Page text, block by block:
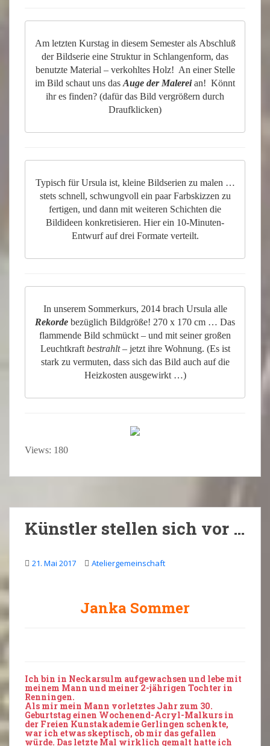
Am letzten Kurstag in diesem Semester als Abschluß
der Bildserie eine Struktur in Schlangenform, das
benutzte Material – verkohltes Holz! An einer Stelle
im Bild schaut uns das Auge der Malereian! Könnt
ihr es finden? (dafür das Bild vergrößern durch
Draufklicken)
Typisch für Ursula ist, kleine Bildserien zu malen …
stets schnell, schwungvoll ein paar Farbskizzen zu
fertigen, und dann mit weiteren Schichten die
Bildideen konkretisieren. Hier ein 10-Minuten-
Entwurf auf drei Formate verteilt.
In unserem Sommerkurs, 2014 brach Ursula alle
Rekorde bezüglich Bildgröße! 270 x 170 cm … Das
flammende Bild schmückt – und mit seiner großen
Leuchtkraft bestrahlt– jetzt ihre Wohnung. (Es ist
stark zu vermuten, dass sich das Bild auch auf die
Heizkosten ausgewirkt …)
Views: 180
Künstler stellen sich vor …
21. Mai 2017 Ateliergemeinschaft
Janka Sommer
Ich bin in Neckarsulm aufgewachsen und lebe mit
meinem Mann und meiner 2-jährigen Tochter in
Renningen.
Als mir mein Mann vorletztes Jahr zum 30.
Geburtstag einen Wochenend-Acryl-Malkurs in
der Freien Kunstakademie Gerlingen schenkte,
war ich etwas skeptisch, ob mir das gefallen
würde. Das letzte Mal wirklich gemalt hatte ich